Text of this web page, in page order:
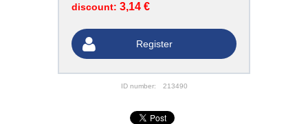
discount: 3,14 €
Register
ID number: 213490